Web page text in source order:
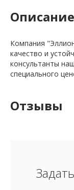
Описание
Компания
качество и
консультанты
специального
Отзывы